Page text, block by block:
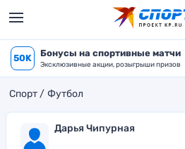
50K Бонусы на спортивные матчи
Эксклюзивные акции, розыгрыши призов
Спорт Футбол
Дарья Чипурная